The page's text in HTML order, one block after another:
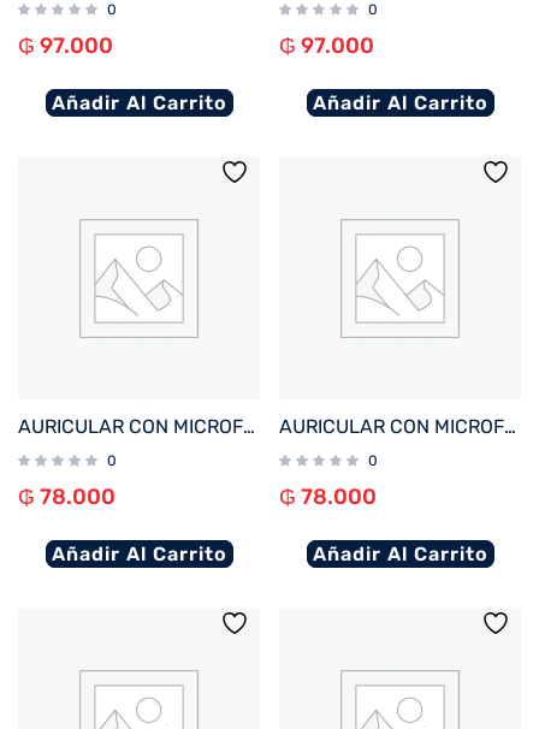
0
₲ 97.000
Añadir Al Carrito
0
₲ 97.000
Añadir Al Carrito
AURICULAR CON MICROFONO FTX E26P-WH BT/MIC/TWS/TOUCH/IPX6 BLANCO
0
₲ 78.000
Añadir Al Carrito
AURICULAR CON MICROFONO FTX E26P-BK BT/MIC/TWS/TOUCH/IPX6 NEGRO
0
₲ 78.000
Añadir Al Carrito